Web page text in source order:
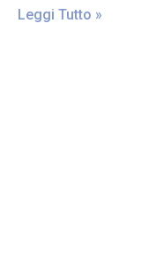
Leggi Tutto »